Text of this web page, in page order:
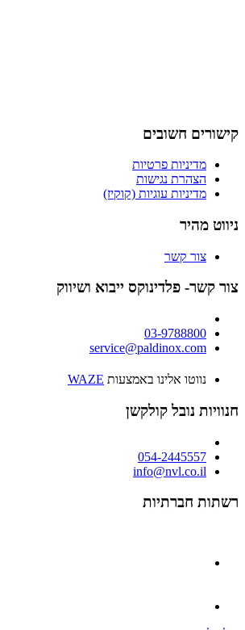
קישורים חשובים
מדיניות פרטיות
הצהרת נגישות
מדיניות עוגיות (קוקיז)
ניווט מהיר
צור קשר
צור קשר- פלדינוקס ייבוא ושיווק
03-9788800
service@paldinox.com
נווטו אלינו באמצעות WAZE
חנוויות נובל קולקשן
054-2445557
info@nvl.co.il
רשתות חברתיות